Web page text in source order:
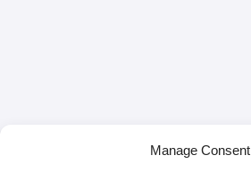
Manage Consent